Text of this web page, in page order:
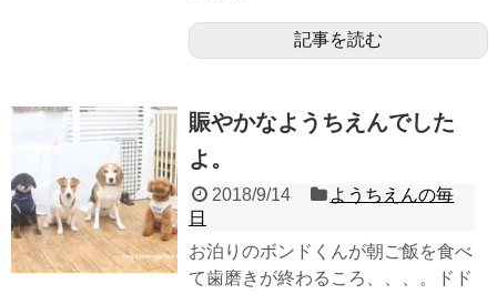
記事を読む
賑やかなようちえんでした
よ。
2018/9/14
ようちえんの毎
日
お泊りのボンドくんが朝ご飯を食べ
て歯磨きが終わるころ、、、。ドド